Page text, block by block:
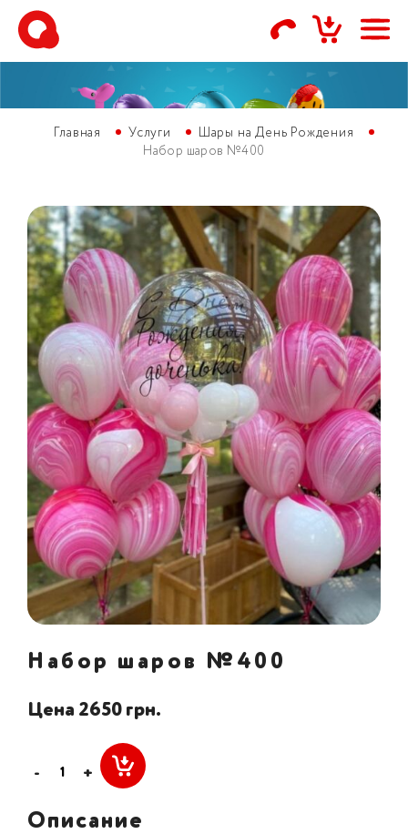
Главная Услуги
Шары на День Рождения
Набор шаров №400
Набор шаров №400
Цена 2650 грн.
- +
Описание